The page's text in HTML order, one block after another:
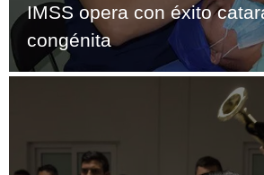
IMSS opera con éxito
congénita